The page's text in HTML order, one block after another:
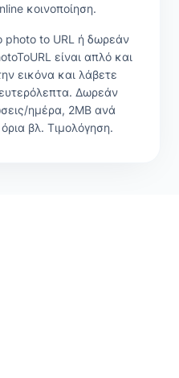
κοινοποίηση.
photo to URL ή δωρεάν
είναι απλό και
εικόνα και λάβετε
Δωρεάν
ημέρα, 2MB ανά
βλ. Τιμολόγηση.